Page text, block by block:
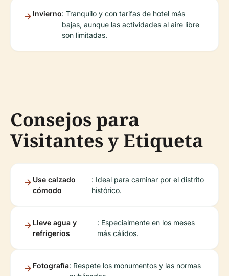
Invierno: Tranquilo y con tarifas de hotel más
bajas, aunque las actividades al aire libre
son limitadas.
Consejos para
Visitantes y Etiqueta
Use calzado
cómodo
: Ideal para caminar por el distrito
histórico.
Lleve agua y
refrigerios
: Especialmente en los meses
más cálidos.
Fotografía: Respete los monumentos y las normas